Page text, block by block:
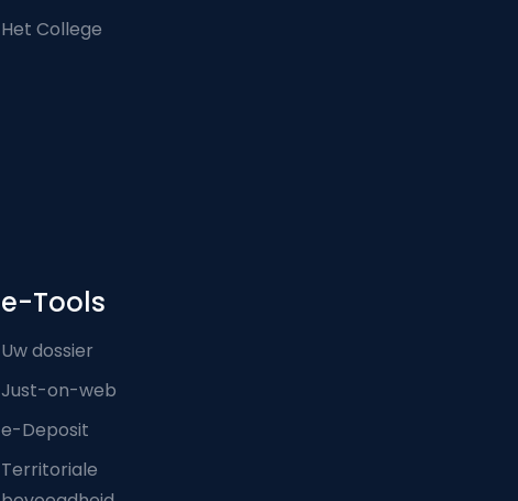
Het College
e-Tools
Uw dossier
Just-on-web
e-Deposit
Territoriale